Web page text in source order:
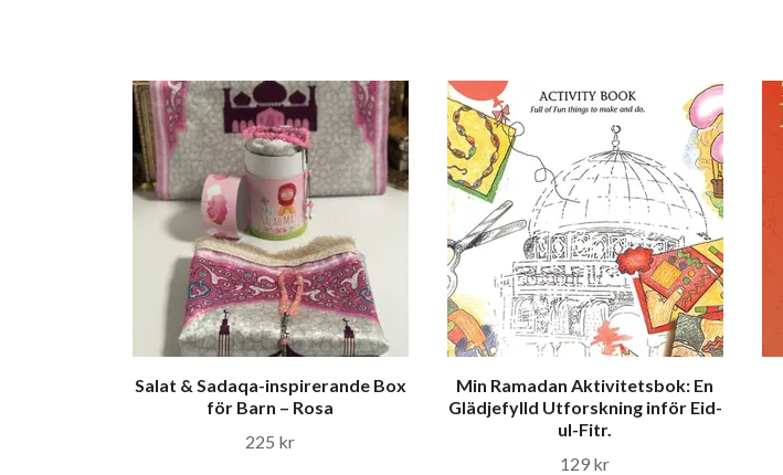
Salat & Sadaqa-inspirerande Box
för Barn – Rosa
225 kr
Min Ramadan Aktivitetsbok: En
Glädjefylld Utforskning inför Eid-
ul-Fitr.
129 kr